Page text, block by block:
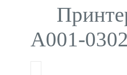
A001-